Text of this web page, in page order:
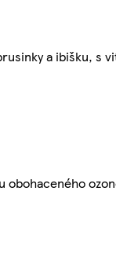
a ibišku, s
obohaceného